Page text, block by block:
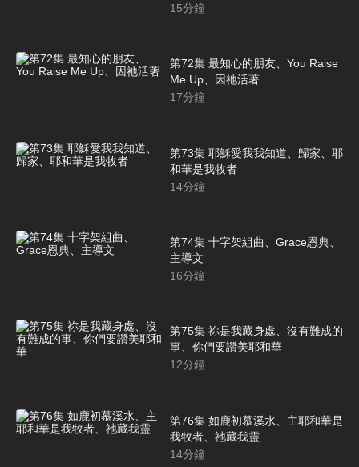
15分鐘
第72集 最知心的朋友、You Raise
Me Up、因祂活著
17分鐘
第73集 耶穌愛我我知道、歸家、耶
和華是我牧者
14分鐘
第74集 十字架組曲、Grace恩典、
主導文
16分鐘
第75集 祢是我藏身處、沒有難成的
事、你們要讚美耶和華
12分鐘
第76集 如鹿初慕溪水、主耶和華是
我牧者、祂藏我靈
14分鐘